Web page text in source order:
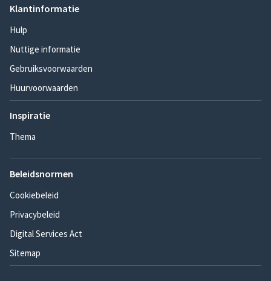
Klantinformatie
Hulp
Nuttige informatie
Gebruiksvoorwaarden
Huurvoorwaarden
Inspiratie
Thema
Beleidsnormen
Cookiebeleid
Privacybeleid
Digital Services Act
Sitemap